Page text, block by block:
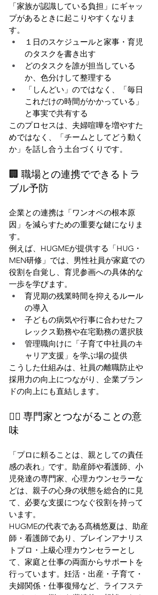
「家族が認識している負担」にギャッ
プがあるときに起こりやすくなりま
す。
１日のスケジュールと家事・育児
のタスクを書き出す
どのタスクを誰が担当している
か、色分けして整理する
「しんどい」のではなく、「毎日
これだけの時間がかかっている」
と事実で共有する
このプロセスは、夫婦喧嘩を増やすた
めではなく、「チームとしてどう動く
か」を話し合う土台づくりです。
🏢 職場との連携でできるトラ
ブル予防
企業との連携は「ワンオペの根本原
因」を減らすための重要な鍵になりま
す。
例えば、HUGMEが提供する「HUG・
MEN研修」では、男性社員が家庭での
役割を自覚し、育児参画への具体的な
一歩を学びます。
育児期の残業時間を抑えるルール
の導入
子どもの病気や行事に合わせたフ
レックス勤務や在宅勤務の選択肢
管理職向けに「子育て中社員のキ
ャリア支援」を学ぶ場の提供
こうした仕組みは、社員の離職防止や
採用力の向上につながり、企業ブラン
ドの向上にも直結します。
👩‍⚕️ 専門家とつながることの意
味
「プロに頼ることは、親としての責任
感の表れ」です。助産師や看護師、小
児発達の専門家、心理カウンセラーな
どは、親子の心身の状態を総合的に見
て、必要な支援につなぐ役割を持って
います。
HUGMEの代表である髙橋悠夏は、助産
師・看護師であり、ブレインアナリス
トプロ・上級心理カウンセラーとし
て、家庭と仕事の両面からサポートを
行っています。妊活・出産・子育て・
夫婦関係・仕事復帰など、ライフステ